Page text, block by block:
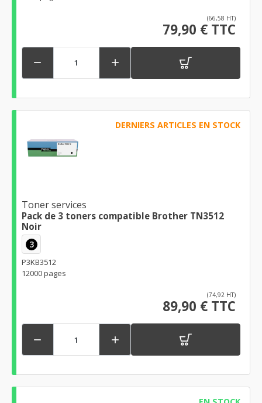
(66,58 HT)
79,90 € TTC
 
DERNIERS ARTICLES EN STOCK
Toner services
Pack de 3 toners compatible Brother TN3512
Noir
3
P3KB3512
12000 pages
(74,92 HT)
89,90 € TTC
 